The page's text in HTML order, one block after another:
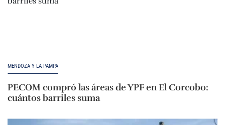
MENDOZA Y LA PAMPA
PECOM compró las áreas de YPF en El Corcobo:
cuántos barriles suma